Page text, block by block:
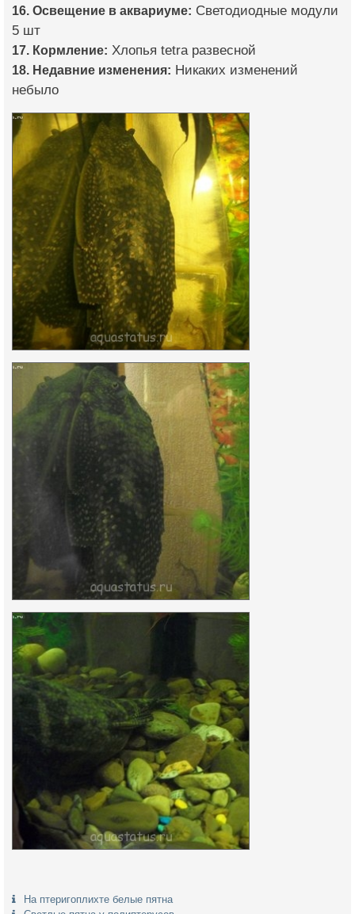
16. Освещение в аквариуме: Светодиодные модули
5 шт
17. Кормление: Хлопья tetra развесной
18. Недавние изменения: Никаких изменений
небыло
На птеригоплихте белые пятна